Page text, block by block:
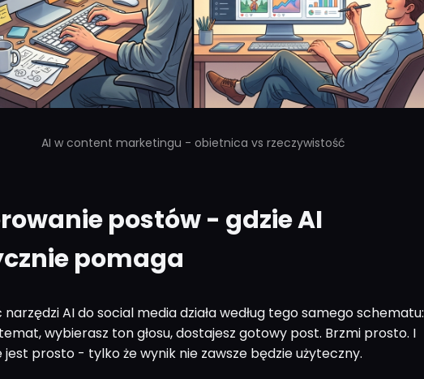
AI w content marketingu - obietnica vs rzeczywistość
postów - gdzie AI
pomaga
narzędzi AI do social media działa według tego samego schematu:
wybierasz ton głosu, dostajesz gotowy post. Brzmi prosto. I
prosto - tylko że wynik nie zawsze będzie użyteczny.